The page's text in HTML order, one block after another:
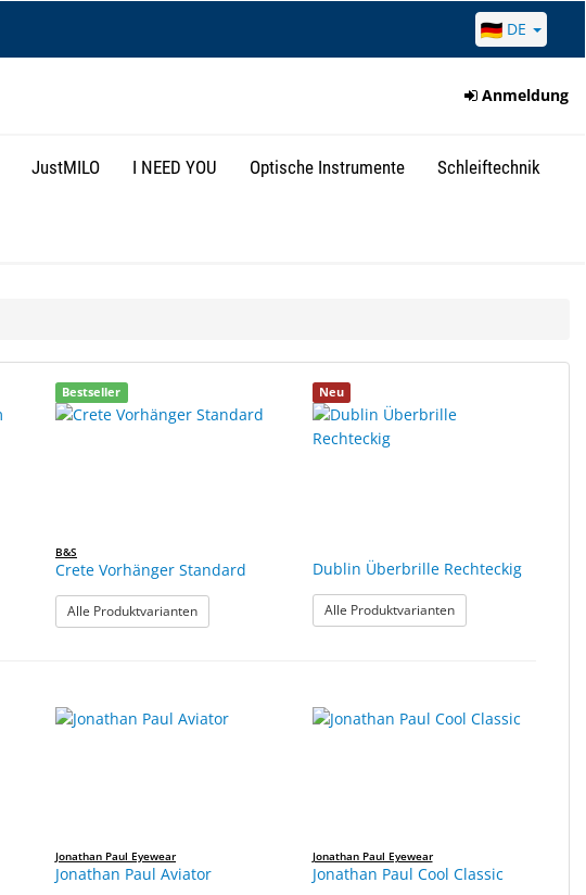
DE
Anmeldung
JustMILO I NEED YOU Optische Instrumente Schleiftechnik
Bestseller
B&S
Crete Vorhänger Standard
Alle Produktvarianten: Crete Vorhänger Standard
Neu
Dublin Überbrille Rechteckig
Alle Produktvarianten: Dublin Überbrille
Jonathan Paul Eyewear
Jonathan Paul Aviator
Jonathan Paul Eyewear
Jonathan Paul Cool Classic